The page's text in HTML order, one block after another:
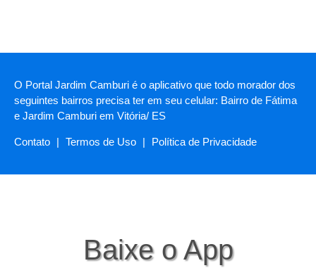
O Portal Jardim Camburi é o aplicativo que todo morador dos
seguintes bairros precisa ter em seu celular: Bairro de Fátima
e Jardim Camburi em Vitória/ ES
Contato | Termos de Uso | Política de Privacidade
Baixe o App